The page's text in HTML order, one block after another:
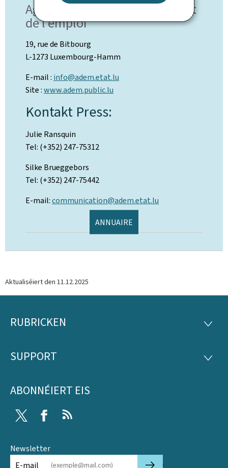
Agence pour le développement
de l'emploi
19, rue de Bitbourg
L-1273 Luxembourg-Hamm
E-mail : info@adem.etat.lu
Site :www.adem.public.lu
Kontakt Press:
Julie Ransquin
Tel: (+352) 247-75312
Silke Brueggebors
Tel: (+352) 247-75442
E-mail:communication@adem.etat.lu
ANNUAIRE
Aktualiséiert den 11.12.2025
Fousszeil
RUBRICKEN
SUPPORT
ABONNÉIERT EIS
Twitter Facebook
Newsletter
E-mail
🡒